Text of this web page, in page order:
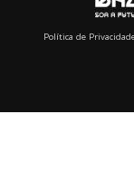
Política de